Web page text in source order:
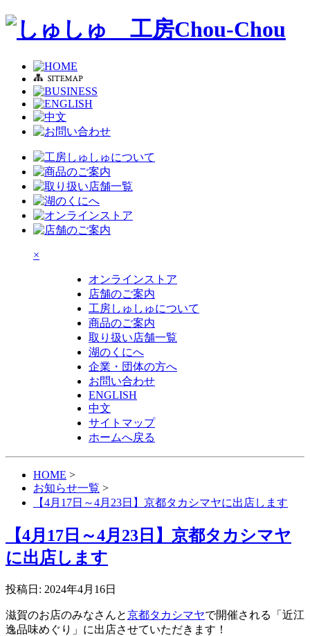
×
オンラインストア
店舗のご案内
工房しゅしゅについて
商品のご案内
取り扱い店舗一覧
湖のくにへ
企業・団体の方へ
お問い合わせ
ENGLISH
中文
サイトマップ
ホームへ戻る
HOME >
お知らせ一覧 >
【4月17日～4月23日】京都タカシマヤに出店します
【4月17日～4月23日】京都タカシマヤ
に出店します
投稿日: 2024年4月16日
滋賀のお店のみなさんと京都タカシマヤで開催される「近江
逸品味めぐり」に出店させていただきます！